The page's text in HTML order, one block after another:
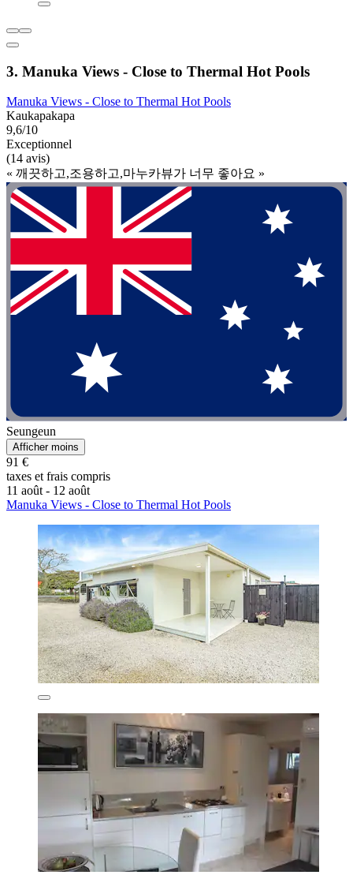
3. Manuka Views - Close to Thermal Hot Pools
Manuka Views - Close to Thermal Hot Pools
Kaukapakapa
9,6/10
Exceptionnel
(14 avis)
« 깨끗하고,조용하고,마누카뷰가 너무 좋아요 »
Seungeun
Afficher moins
91 €
taxes et frais compris
11 août - 12 août
Manuka Views - Close to Thermal Hot Pools